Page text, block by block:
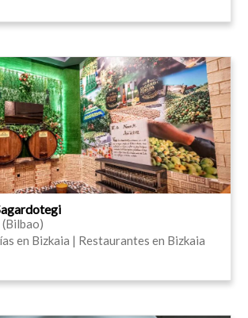
en Bizkaia | Restaurantes en Bizkaia